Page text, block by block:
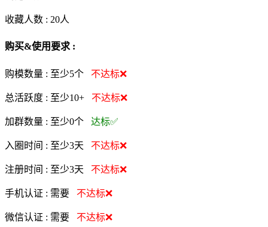
收藏人数 : 20人
购买&使用要求 :
购模数量 : 至少5个 不达标❌
总活跃度 : 至少10+ 不达标❌
加群数量 : 至少0个 达标✅
入圈时间 : 至少3天 不达标❌
注册时间 : 至少3天 不达标❌
手机认证 : 需要 不达标❌
微信认证 : 需要 不达标❌